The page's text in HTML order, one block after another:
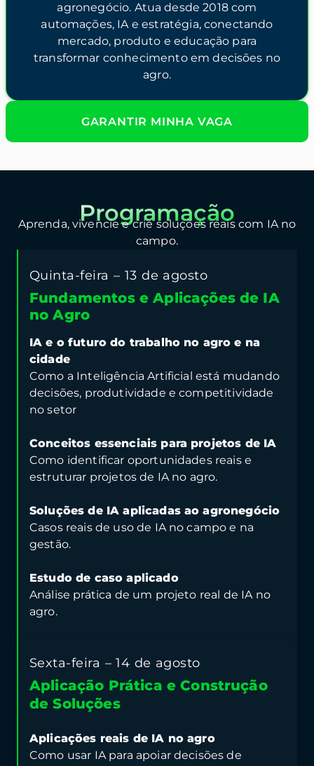
agronegócio. Atua desde 2018 com
automações, IA e estratégia, conectando
mercado, produto e educação para
transformar conhecimento em decisões no
agro.
GARANTIR MINHA VAGA
Programação
Aprenda, vivencie e crie soluções reais com IA no
campo.
Quinta-feira – 13 de agosto
Fundamentos e Aplicações de IA
no Agro
IA e o futuro do trabalho no agro e na
cidade
Como a Inteligência Artificial está mudando
decisões, produtividade e competitividade
no setor
Conceitos essenciais para projetos de IA
Como identificar oportunidades reais e
estruturar projetos de IA no agro.
Soluções de IA aplicadas ao agronegócio
Casos reais de uso de IA no campo e na
gestão.
Estudo de caso aplicado
Análise prática de um projeto real de IA no
agro.
Sexta-feira – 14 de agosto
Aplicação Prática e Construção
de Soluções
Aplicações reais de IA no agro
Como usar IA para apoiar decisões de